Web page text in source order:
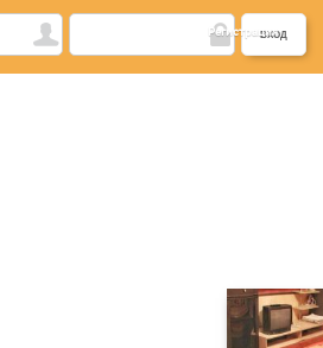
Регистрация